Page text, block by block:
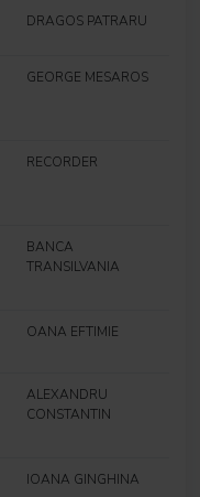
DRAGOS PATRARU
GEORGE MESAROS
RECORDER
BANCA
TRANSILVANIA
OANA EFTIMIE
ALEXANDRU
CONSTANTIN
IOANA GINGHINA